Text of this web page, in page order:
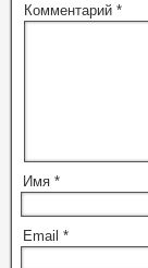
Комментарий *
Имя *
Email *